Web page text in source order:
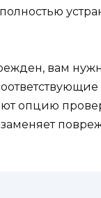
вам
опцию
заменяет